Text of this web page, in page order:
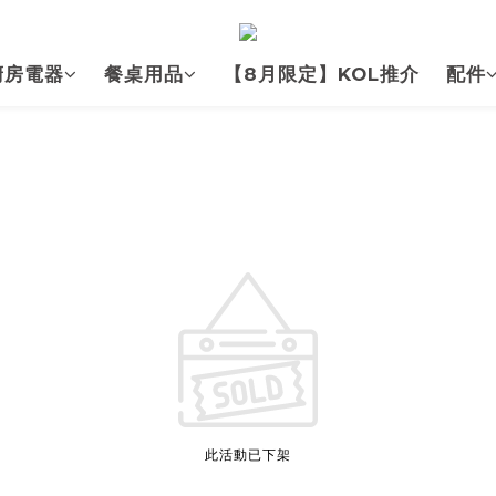
電器 餐桌用品 【8月限定】KOL推介 配件
此活動已下架